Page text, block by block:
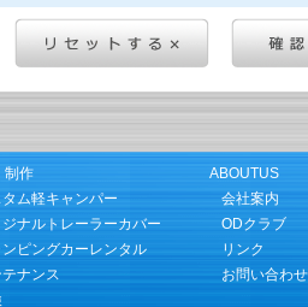
制作
タム軽キャンパー
ジナルトレーラーカバー
ンピングカーレンタル
テナンス
ABOUTUS
会社案内
ODクラブ
リンク
お問い合わせ